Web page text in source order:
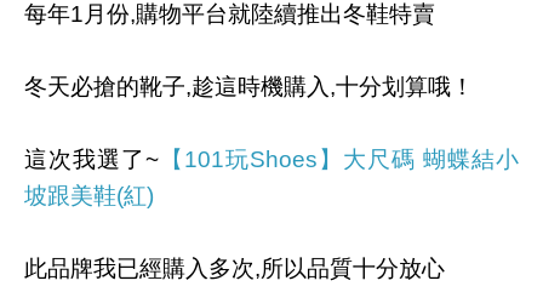
每年1月份,購物平台就陸續推出冬鞋特賣
冬天必搶的靴子,趁這時機購入,十分划算哦！
這次我選了~ 【101玩Shoes】大尺碼 蝴蝶結小
坡跟美鞋(紅)
此品牌我已經購入多次,所以品質十分放心